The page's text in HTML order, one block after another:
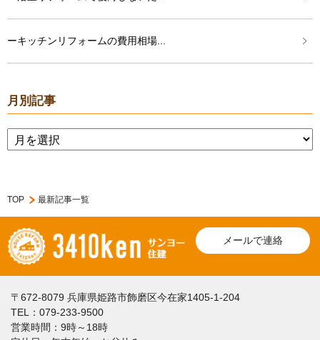
ーキッチンリフォームの費用相場...
月別記事
TOP 最新記事一覧
メールで連絡
〒672-8079 兵庫県姫路市飾磨区今在家1405-1-204
TEL：079-233-9500
営業時間：9時～18時